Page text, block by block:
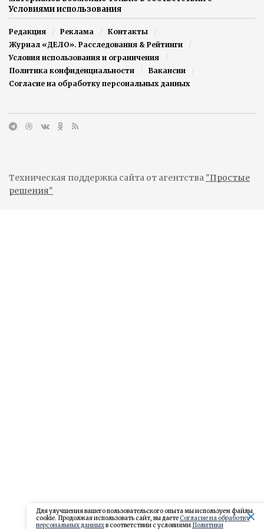
Условиями использования
Редакция Реклама
Контакты
Журнал «ДЕЛО». Расследования & Рейтинги
Условия использования и ограничения
Политика конфиденциальности
Вакансии
Согласие на обработку персональных данных
Техническая поддержка сайта от агентства "Простые
решения"
Для улучшения вашего пользовательского опыта мы используем файлы
cookie. Продолжая использовать сайт, вы даетеСогласие на обработку
персональных данныхв соответствии с условиями Политики